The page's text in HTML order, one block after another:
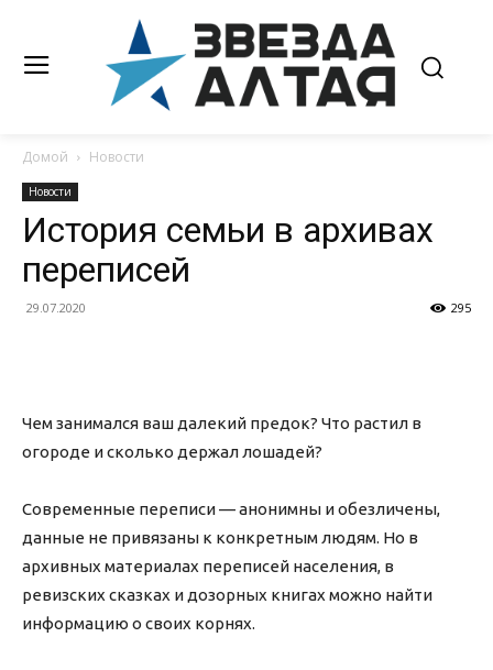
Домой Новости
Новости
История семьи в архивах
переписей
29.07.2020 295
Чем занимался ваш далекий предок? Что растил в
огороде и сколько держал лошадей?
Современные переписи — анонимны и обезличены,
данные не привязаны к конкретным людям. Но в
архивных материалах переписей населения, в
ревизских сказках и дозорных книгах можно найти
информацию о своих корнях.